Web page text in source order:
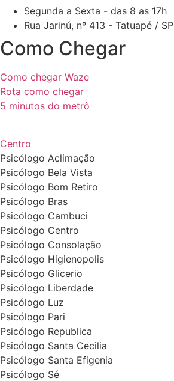
Segunda a Sexta - das 8 as 17h
Rua Jarinú, nº 413 - Tatuapé / SP
Como Chegar
Como chegar Waze
Rota como chegar
5 minutos do metrô
Centro
Psicólogo Aclimação
Psicólogo Bela Vista
Psicólogo Bom Retiro
Psicólogo Bras
Psicólogo Cambuci
Psicólogo Centro
Psicólogo Consolação
Psicólogo Higienopolis
Psicólogo Glicerio
Psicólogo Liberdade
Psicólogo Luz
Psicólogo Pari
Psicólogo Republica
Psicólogo Santa Cecilia
Psicólogo Santa Efigenia
Psicólogo Sé